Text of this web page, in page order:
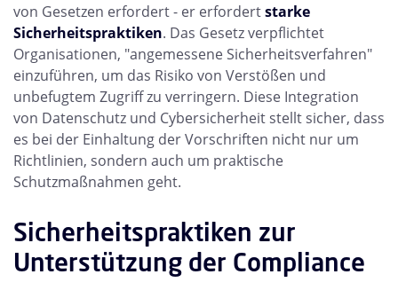
von Gesetzen erfordert - er erfordertstarke
Sicherheitspraktiken. Das Gesetz verpflichtet
Organisationen, "angemessene Sicherheitsverfahren"
einzuführen, um das Risiko von Verstößen und
unbefugtem Zugriff zu verringern. Diese Integration
von Datenschutz und Cybersicherheit stellt sicher, dass
es bei der Einhaltung der Vorschriften nicht nur um
Richtlinien, sondern auch um praktische
Schutzmaßnahmen geht.
Sicherheitspraktiken zur
Unterstützung der Compliance